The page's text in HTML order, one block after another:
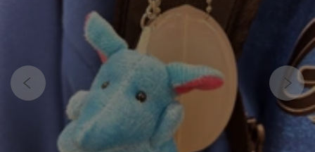
アクセサリー
メガネ/サングラス
マフラー/ストール
推し活グッズ